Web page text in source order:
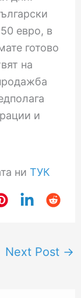
евро, в
готово
на
и
ни ТУК
Next Post →